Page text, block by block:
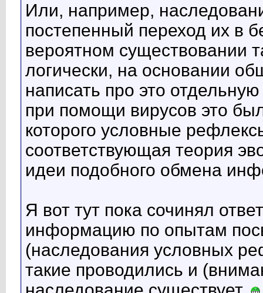
Или, например,
постепенный переход их в
вероятном существовании
логически, на основании
написать про это
при помощи вирусов это
которого условные
соответствующая теория
идеи подобного обмена
Я вот тут пока сочинял
информацию по опытам
(наследования условных
такие проводились и